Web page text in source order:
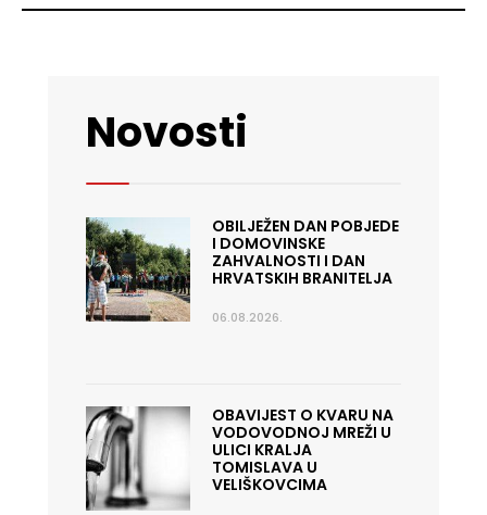
Novosti
OBILJEŽEN DAN POBJEDE
I DOMOVINSKE
ZAHVALNOSTI I DAN
HRVATSKIH BRANITELJA
06.08.2026.
OBAVIJEST O KVARU NA
VODOVODNOJ MREŽI U
ULICI KRALJA
TOMISLAVA U
VELIŠKOVCIMA